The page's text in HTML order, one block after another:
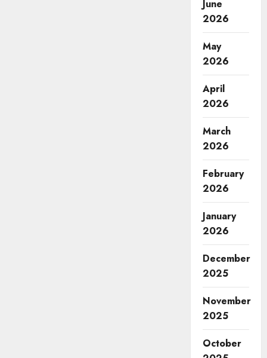
June
2026
May
2026
April
2026
March
2026
February
2026
January
2026
December
2025
November
2025
October